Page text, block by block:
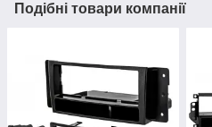
Подібні товари компанії